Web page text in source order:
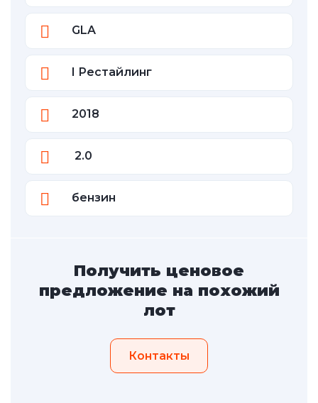
GLA
I Рестайлинг
2018
2.0
бензин
Получить ценовое
предложение на похожий
лот
Контакты